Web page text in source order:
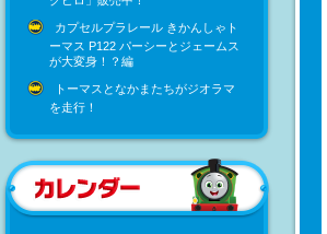
カプセルプラレール きかんしゃト
ーマス P122 パーシーとジェームス
が大変身！？編
トーマスとなかまたちがジオラマ
を走行！